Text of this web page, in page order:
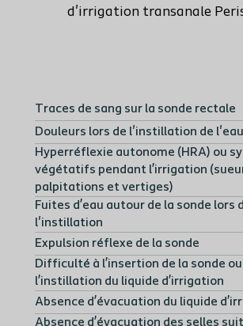
d'irrigation transanale
Traces de sang sur la sonde rectale
Douleurs lors de l'instillation de l'eau
Hyperréflexie autonome (HRA) ou
végétatifs pendant l’irrigation
palpitations et vertiges)
Fuites d’eau autour de la sonde lors
l'instillation
Expulsion réflexe de la sonde
Difficulté à l’insertion de la sonde ou
l’instillation du liquide d’irrigation
Absence d’évacuation du liquide
Absence d’évacuation des selles